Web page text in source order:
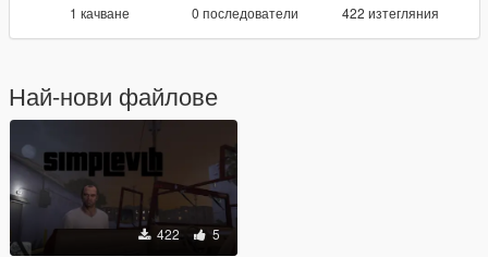
1 качване 0 последователи 422 изтегляния
Най-нови файлове
422 5